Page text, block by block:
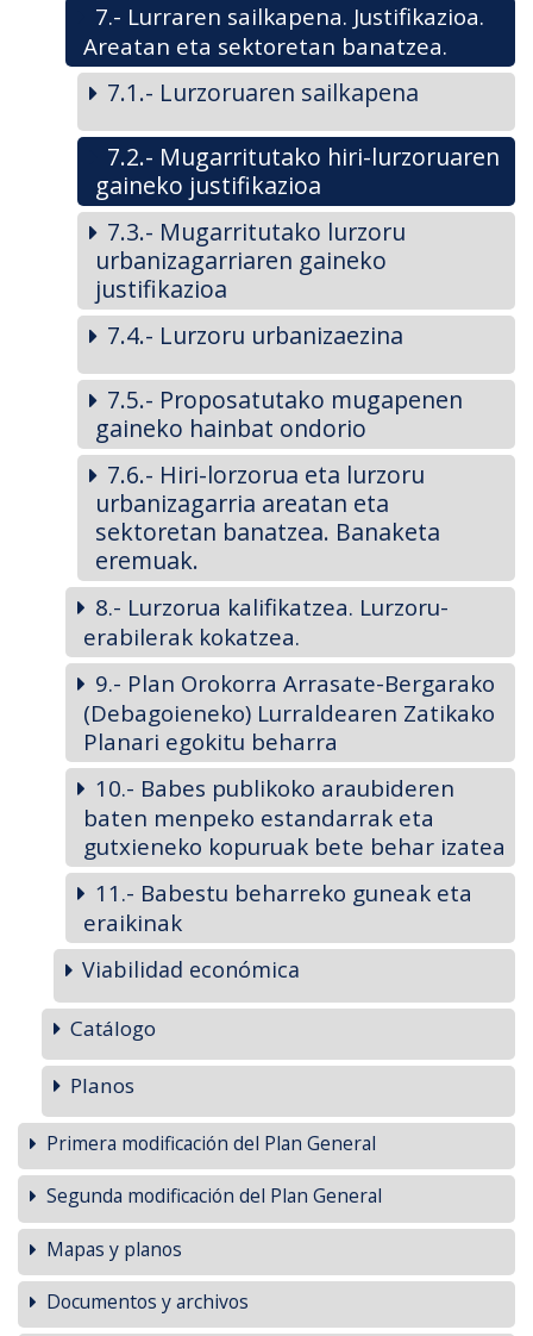
7.- Lurraren sailkapena. Justifikazioa.
Areatan eta sektoretan banatzea.
7.1.- Lurzoruaren sailkapena
7.2.- Mugarritutako hiri-lurzoruaren
gaineko justifikazioa
7.3.- Mugarritutako lurzoru
urbanizagarriaren gaineko
justifikazioa
7.4.- Lurzoru urbanizaezina
7.5.- Proposatutako mugapenen
gaineko hainbat ondorio
7.6.- Hiri-lorzorua eta lurzoru
urbanizagarria areatan eta
sektoretan banatzea. Banaketa
eremuak.
8.- Lurzorua kalifikatzea. Lurzoru-
erabilerak kokatzea.
9.- Plan Orokorra Arrasate-Bergarako
(Debagoieneko) Lurraldearen Zatikako
Planari egokitu beharra
10.- Babes publikoko araubideren
baten menpeko estandarrak eta
gutxieneko kopuruak bete behar izatea
11.- Babestu beharreko guneak eta
eraikinak
Viabilidad económica
Catálogo
Planos
Primera modificación del Plan General
Segunda modificación del Plan General
Mapas y planos
Documentos y archivos